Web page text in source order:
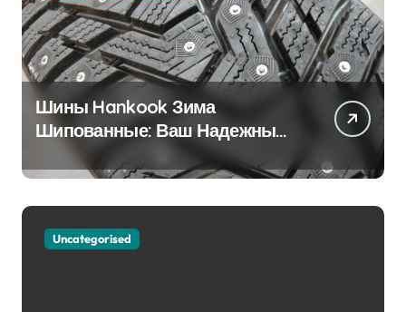
Шины Hankook Зима
Шипованные: Ваш Надежный
Партнёр на Снежных Дорогах
Uncategorised